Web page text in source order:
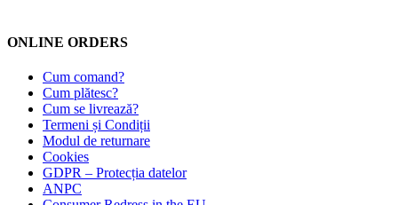
ONLINE ORDERS
Cum comand?
Cum plătesc?
Cum se livrează?
Termeni și Condiții
Modul de returnare
Cookies
GDPR – Protecția datelor
ANPC